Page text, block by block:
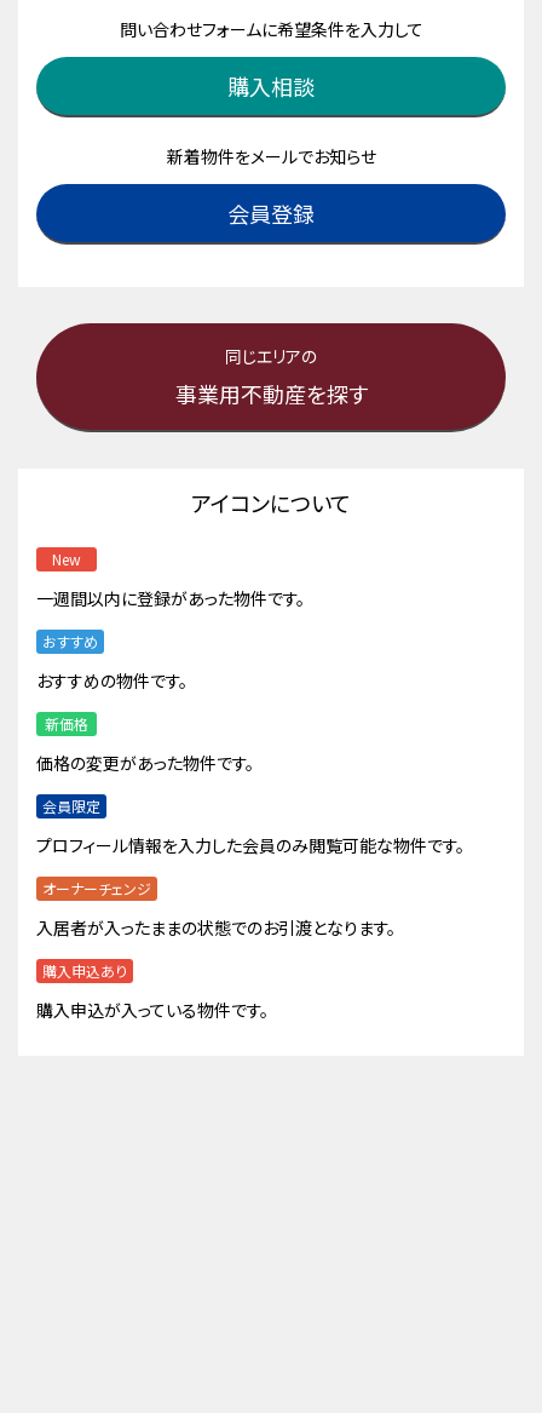
問い合わせフォームに希望条件を入力して
購入相談
新着物件をメールでお知らせ
会員登録
同じエリアの
事業用不動産を探す
アイコンについて
New
一週間以内に登録があった物件です。
おすすめ
おすすめの物件です。
新価格
価格の変更があった物件です。
会員限定
プロフィール情報を入力した会員のみ閲覧可能な物件です。
オーナーチェンジ
入居者が入ったままの状態でのお引渡となります。
購入申込あり
購入申込が入っている物件です。